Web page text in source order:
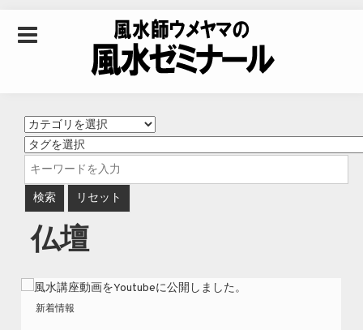
風水師ウメヤマの風
水ゼミナール｜風水
学・四柱推命学・易
学を合わせた立命講
座
仏壇
新着情報